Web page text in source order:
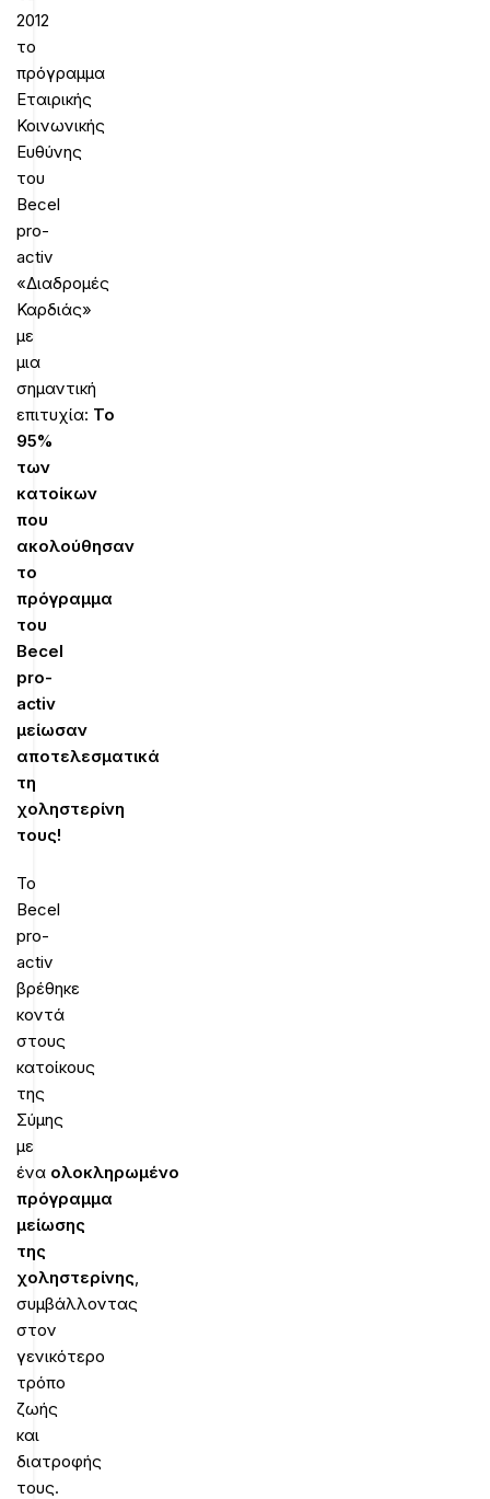
2012
το
πρόγραμμα
Εταιρικής
Κοινωνικής
Ευθύνης
του
Βecel
pro-
activ
«Διαδρομές
Καρδιάς»
με
μια
σημαντική
επιτυχία: Το
95%
των
κατοίκων
που
ακολούθησαν
το
πρόγραμμα
του
Becel
pro-
activ
μείωσαν
αποτελεσματικά
τη
χοληστερίνη
τους!
Το
Becel
pro-
activ
βρέθηκε
κοντά
στους
κατοίκους
της
Σύμης
με
ένα ολοκληρωμένο
πρόγραμμα
μείωσης
της
χοληστερίνης,
συμβάλλοντας
στον
γενικότερο
τρόπο
ζωής
και
διατροφής
τους.